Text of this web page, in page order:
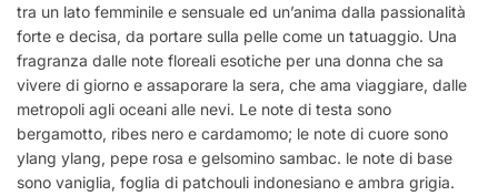
tra un lato femminile e sensuale ed un’anima dalla passionalità
forte e decisa, da portare sulla pelle come un tatuaggio. Una
fragranza dalle note floreali esotiche per una donna che sa
vivere di giorno e assaporare la sera, che ama viaggiare, dalle
metropoli agli oceani alle nevi. Le note di testa sono
bergamotto, ribes nero e cardamomo; le note di cuore sono
ylang ylang, pepe rosa e gelsomino sambac. le note di base
sono vaniglia, foglia di patchouli indonesiano e ambra grigia.